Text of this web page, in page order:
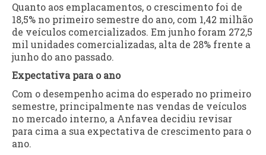
Quanto aos emplacamentos, o crescimento foi de
18,5% no primeiro semestre do ano, com 1,42 milhão
de veículos comercializados. Em junho foram 272,5
mil unidades comercializadas, alta de 28% frente a
junho do ano passado.
Expectativa para o ano
Com o desempenho acima do esperado no primeiro
semestre, principalmente nas vendas de veículos
no mercado interno, a Anfavea decidiu revisar
para cima a sua expectativa de crescimento para o
ano.